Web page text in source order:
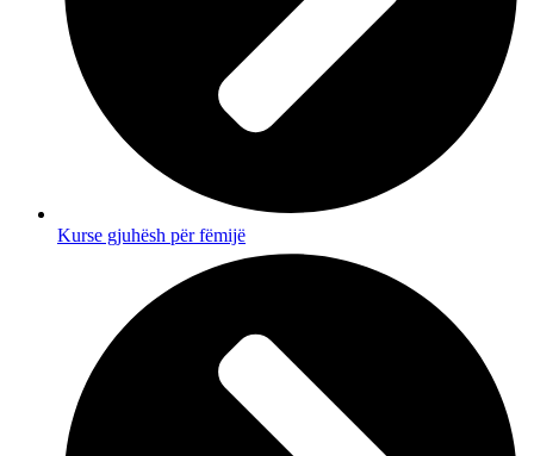
Kurse gjuhësh për fëmijë